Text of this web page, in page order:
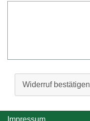
Widerruf bestätigen
Impressum